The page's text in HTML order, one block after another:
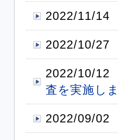
2022/11/14
2022/10/27
2022/10/12
査を実施し
2022/09/02